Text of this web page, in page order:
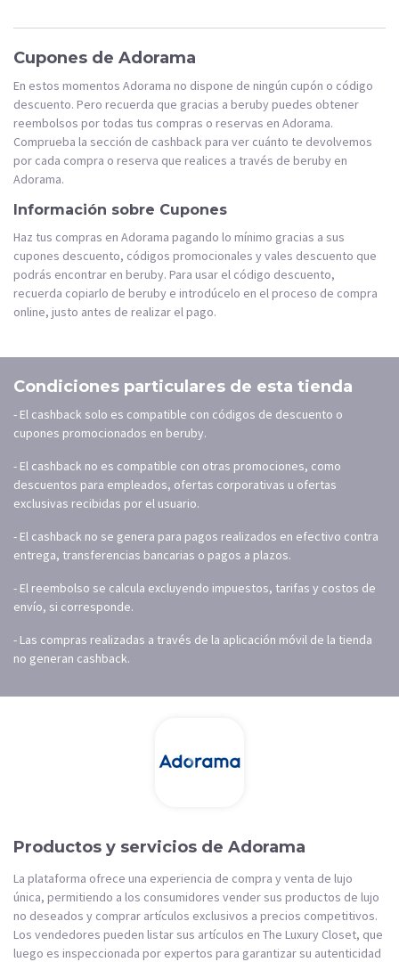
Cupones de Adorama
En estos momentos Adorama no dispone de ningún cupón o código
descuento. Pero recuerda que gracias a beruby puedes obtener
reembolsos por todas tus compras o reservas en Adorama.
Comprueba la sección de cashback para ver cuánto te devolvemos
por cada compra o reserva que realices a través de beruby en
Adorama.
Información sobre Cupones
Haz tus compras en Adorama pagando lo mínimo gracias a sus
cupones descuento, códigos promocionales y vales descuento que
podrás encontrar en beruby. Para usar el código descuento,
recuerda copiarlo de beruby e introdúcelo en el proceso de compra
online, justo antes de realizar el pago.
Condiciones particulares de esta tienda
- El cashback solo es compatible con códigos de descuento o
cupones promocionados en beruby.
- El cashback no es compatible con otras promociones, como
descuentos para empleados, ofertas corporativas u ofertas
exclusivas recibidas por el usuario.
- El cashback no se genera para pagos realizados en efectivo contra
entrega, transferencias bancarias o pagos a plazos.
- El reembolso se calcula excluyendo impuestos, tarifas y costos de
envío, si corresponde.
- Las compras realizadas a través de la aplicación móvil de la tienda
no generan cashback.
Productos y servicios de Adorama
La plataforma ofrece una experiencia de compra y venta de lujo
única, permitiendo a los consumidores vender sus productos de lujo
no deseados y comprar artículos exclusivos a precios competitivos.
Los vendedores pueden listar sus artículos en The Luxury Closet, que
luego es inspeccionada por expertos para garantizar su autenticidad